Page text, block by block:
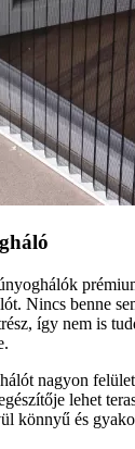
Nincs benne
így nem is
nagyon
lehet
könnyű és